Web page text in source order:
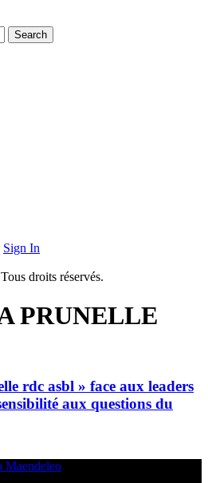
Sign In
droits réservés.
PRUNELLE
rdc asbl » face aux leaders
aux questions du